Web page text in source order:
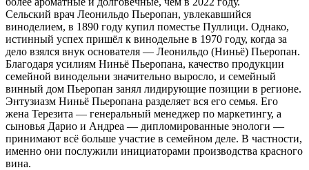
Сельский врач Леонильдо Пьеропан, увлекавшийся
виноделием, в 1890 году купил поместье Пуллици. Однако,
истинный успех пришёл к винодельне в 1970 году, когда за
дело взялся внук основателя — Леонильдо (Ниньё) Пьеропан.
Благодаря усилиям Ниньё Пьеропана, качество продукции
семейной винодельни значительно выросло, и семейный
винный дом Пьеропан занял лидирующие позиции в регионе.
Энтузиазм Ниньё Пьеропана разделяет вся его семья. Его
жена Терезита — генеральный менеджер по маркетингу, а
сыновья Дарио и Андреа — дипломированные энологи —
принимают всё больше участие в семейном деле. В частности,
именно они послужили инициаторами производства красного
вина.